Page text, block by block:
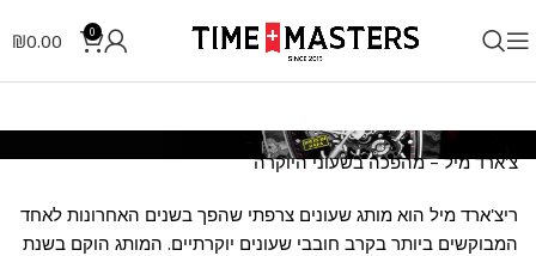
0
₪0.00
צ'ארד מיל – מהפכה בשעוני היוקרה
ריצ'ארד מיל הוא מותג שעונים צרפתי שהפך בשנים האחרונות לאחד
המבוקשים ביותר בקרב חובבי שעונים יוקרתיים. המותג הוקם בשנת